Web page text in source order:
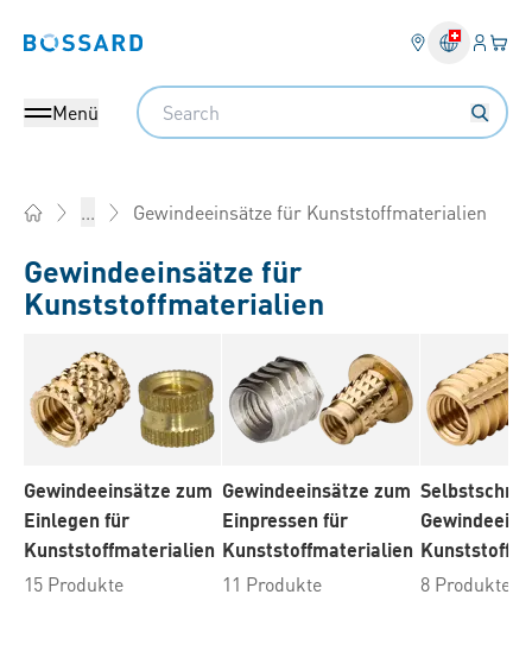
Bossard homepage Ihr
Menü
Search
... Gewindeeinsätze für Kunststoffmaterialien
Gewindeeinsätze für
Kunststoffmaterialien
Gewindeeinsätze zum
Einlegen für
Kunststoffmaterialien
15 Produkte
Gewindeeinsätze zum
Einpressen für
Kunststoffmaterialien
11 Produkte
8 Produkte